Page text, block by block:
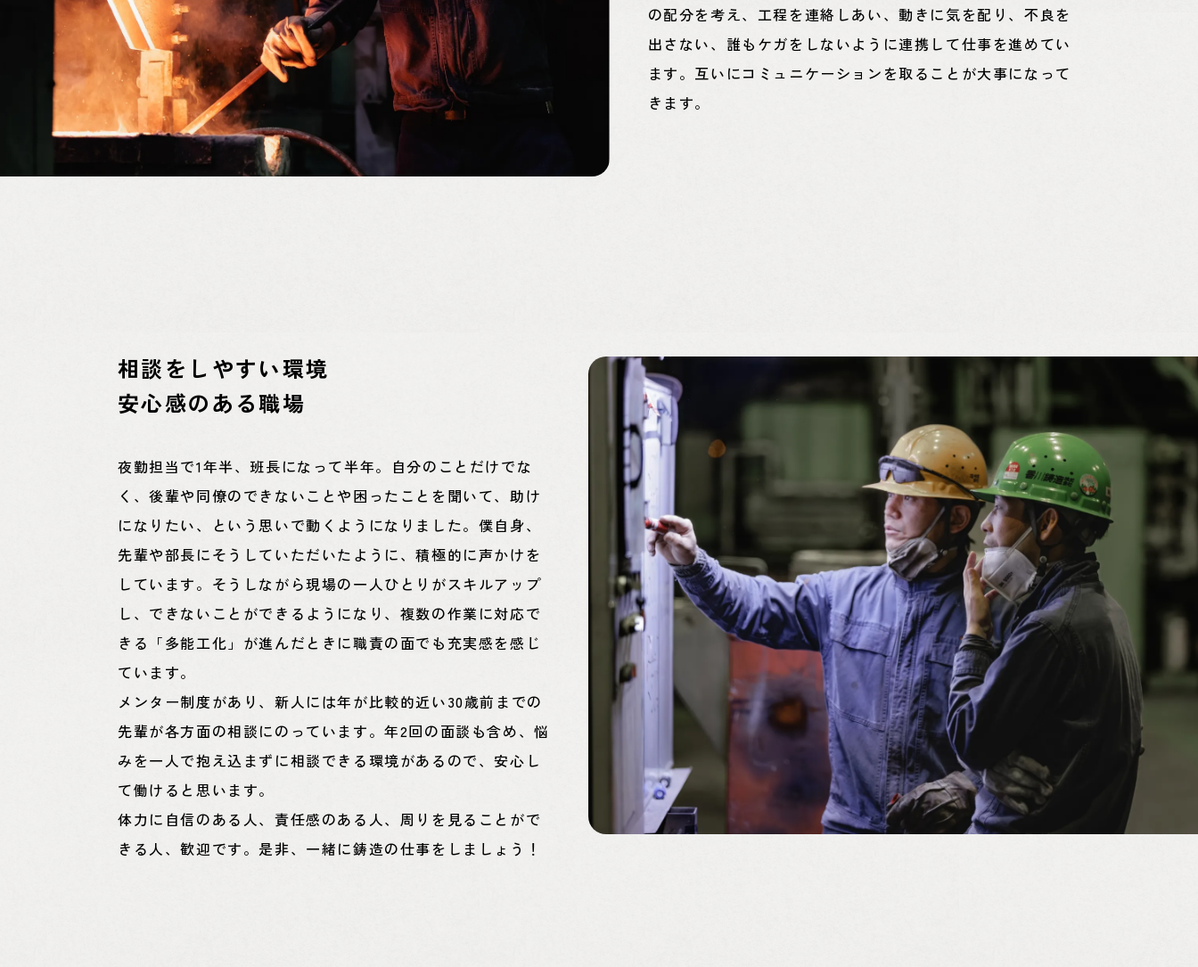
の配分を考え、工程を連絡しあい、動きに気を配り、不良を
出さない、誰もケガをしないように連携して仕事を進めてい
ます。互いにコミュニケーションを取ることが大事になって
きます。
相談をしやすい環境
安心感のある職場
夜勤担当で1年半、班長になって半年。自分のことだけでな
く、後輩や同僚のできないことや困ったことを聞いて、助け
になりたい、という思いで動くようになりました。僕自身、
先輩や部長にそうしていただいたように、積極的に声かけを
しています。そうしながら現場の一人ひとりがスキルアップ
し、できないことができるようになり、複数の作業に対応で
きる「多能工化」が進んだときに職責の面でも充実感を感じ
ています。
メンター制度があり、新人には年が比較的近い30歳前までの
先輩が各方面の相談にのっています。年2回の面談も含め、悩
みを一人で抱え込まずに相談できる環境があるので、安心し
て働けると思います。
体力に自信のある人、責任感のある人、周りを見ることがで
きる人、歓迎です。是非、一緒に鋳造の仕事をしましょう！